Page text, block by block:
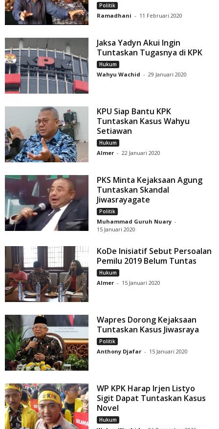
Politik
Ramadhani - 11 Februari 2020
Jaksa Yadyn Akui Ingin
Tuntaskan Tugasnya di KPK
Hukum
Wahyu Wachid - 29 Januari 2020
KPU Siap Bantu KPK
Tuntaskan Kasus Wahyu
Setiawan
Hukum
Almer - 22 Januari 2020
PKS Minta Kejaksaan Agung
Tuntaskan Skandal
Jiwasrayagate
Politik
Muhammad Guruh Nuary -
15 Januari 2020
KoDe Inisiatif Sebut Persoalan
Pemilu 2019 Belum Tuntas
Hukum
Almer - 15 Januari 2020
Wapres Dorong Kejaksaan
Tuntaskan Kasus Jiwasraya
Politik
Anthony Djafar - 15 Januari 2020
WP KPK Harap Irjen Listyo
Sigit Dapat Tuntaskan Kasus
Novel
Hukum